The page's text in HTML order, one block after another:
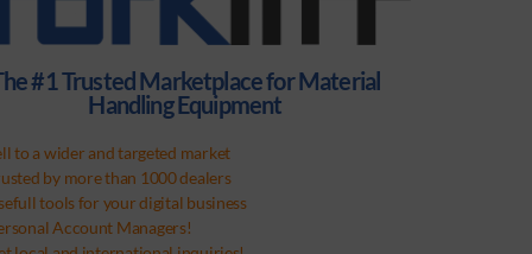
#1 Trusted Marketplace for Material
Handling Equipment
to a wider and targeted market
by more than 1000 dealers
tools for your digital business
Account Managers!